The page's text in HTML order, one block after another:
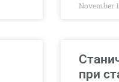
November
при